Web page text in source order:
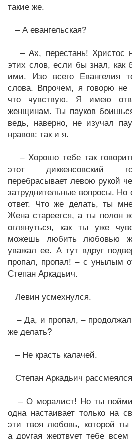
такие же.
– А евангельская?
– Ах, перестань! Христос
этих слов, если бы знал, как
ими. Изо всего Евангелия
слова. Впрочем, я говорю
что чувствую. Я имею
женщинам. Ты пауков
ведь, наверно, не изучал
нравов: так и я.
– Хорошо тебе так
этот диккенсовский
перебрасывает левою рукой
затруднительные вопросы. Но
ответ. Что же делать, ты
Жена стареется, а ты полон
оглянуться, как ты уже
можешь любить любовью
уважал ее. А тут вдруг
пропал, пропал! – с унылым
Степан Аркадьич.
Левин усмехнулся.
– Да, и пропал, –
же делать?
– Не красть калачей.
Степан Аркадьич
– О моралист! Но ты
одна настаивает только на
эти твоя любовь, которой
а другая жертвует тебе всем